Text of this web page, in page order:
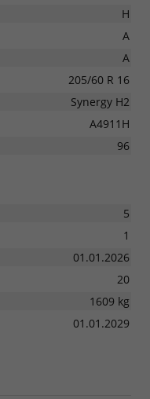
H
A
A
205/60 R 16
Synergy H2
A4911H
96
5
1
01.01.2026
20
1609 kg
01.01.2029